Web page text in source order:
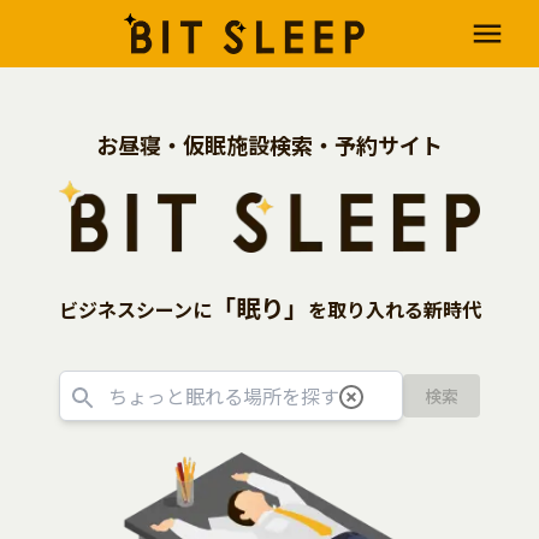
お昼寝・仮眠施設検索・予約サイト
ビジネスシーンに「眠り」 を取り入れる新時代
検索